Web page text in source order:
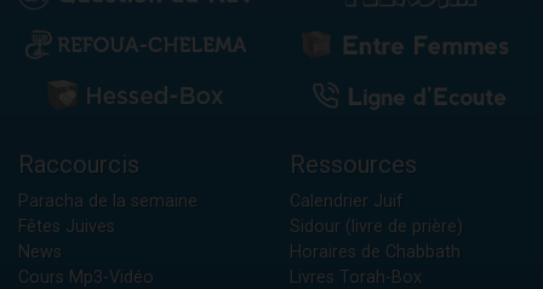
Raccourcis
Paracha de la semaine
Fêtes Juives
News
Cours Mp3-Vidéo
Ressources
Calendrier Juif
Sidour (livre de prière)
Horaires de Chabbath
Livres Torah-Box